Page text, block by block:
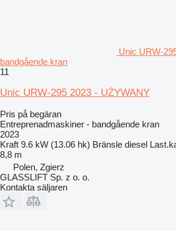
Unic URW-
bandgående kran
11
Unic URW-295 2023 - UŻYWANY
Pris på begäran
Entreprenadmaskiner - bandgående kran
2023
Kraft 9.6 kW (13.06 hk) Bränsle diesel
8,8 m
Polen, Zgierz
GLASSLIFT Sp. z o. o.
Kontakta säljaren